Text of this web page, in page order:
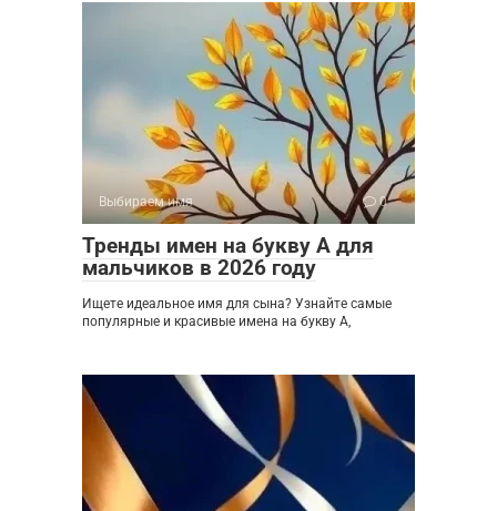
Выбираем имя 0
Тренды имен на букву А для
мальчиков в 2026 году
Ищете идеальное имя для сына? Узнайте самые
популярные и красивые имена на букву А,